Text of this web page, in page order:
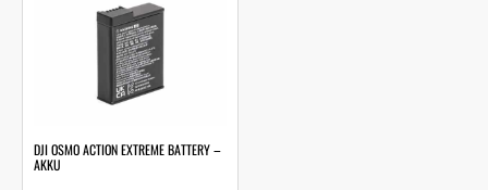
DJI OSMO ACTION EXTREME BATTERY –
AKKU